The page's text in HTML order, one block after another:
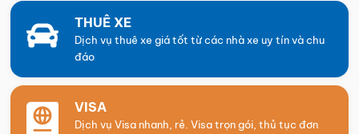
THUÊ XE
Dịch vụ thuê xe giá tốt từ các nhà xe uy tín và chu
đáo
VISA
Dịch vụ Visa nhanh, rẻ. Visa trọn gói, thủ tục đơn